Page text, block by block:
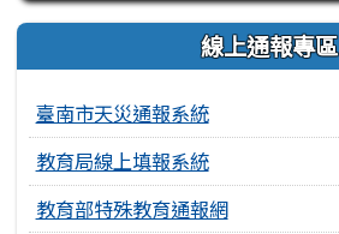
線上通報專區
臺南市天災通報系統
教育局線上填報系統
教育部特殊教育通報網